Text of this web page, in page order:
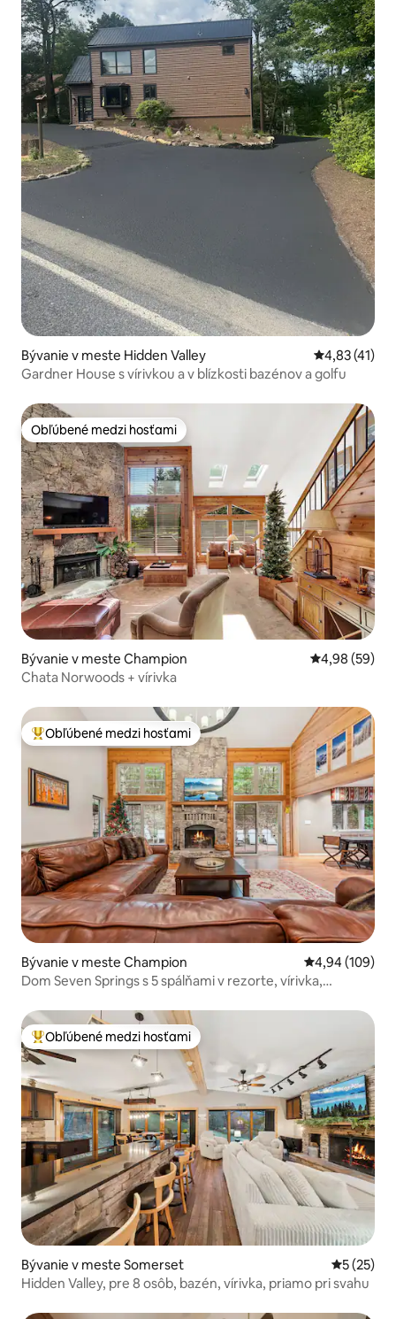
Bývanie v meste Hidden Valley Priemerné
4,83 (41)
Gardner House s vírivkou a v blízkosti bazénov a golfu
Obľúbené medzi hosťami
Obľúbené medzi hosťami
Bývanie v meste Champion Priemerné
4,98 (59)
Chata Norwoods + vírivka
Najobľúbenejšie medzi hosťami
Obľúbené medzi hosťami
Bývanie v meste Champion Priemerné
4,94 (109)
Dom Seven Springs s 5 spálňami v rezorte, vírivka,
Najobľúbenejšie medzi hosťami
Obľúbené medzi hosťami
Bývanie v meste Somerset
5 (25)
Hidden Valley, pre 8 osôb, bazén, vírivka, priamo pri svahu